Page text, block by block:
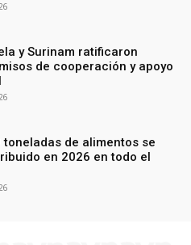
y Surinam ratificaron
de cooperación y apoyo
toneladas de alimentos se
en 2026 en todo el